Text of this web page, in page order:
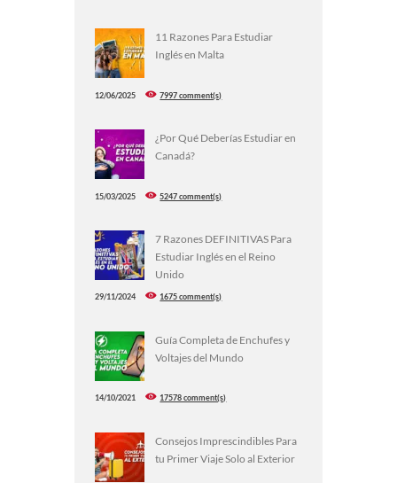
11 Razones Para Estudiar
Inglés en Malta
12/06/2025 7997 comment(s)
¿Por Qué Deberías Estudiar en
Canadá?
15/03/2025 5247 comment(s)
7 Razones DEFINITIVAS Para
Estudiar Inglés en el Reino
Unido
29/11/2024 1675 comment(s)
Guía Completa de Enchufes y
Voltajes del Mundo
14/10/2021 17578 comment(s)
Consejos Imprescindibles Para
tu Primer Viaje Solo al Exterior